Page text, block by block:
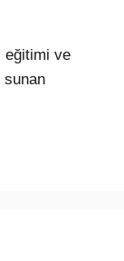
eğitimi ve
sunan